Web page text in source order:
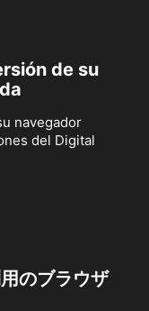
de su
navegador
del Digital
のブラウザ